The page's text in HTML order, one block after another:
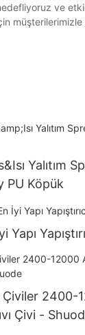
ve
Yalıtım
PU Köpük
Çiviler 2400-
Çivi -